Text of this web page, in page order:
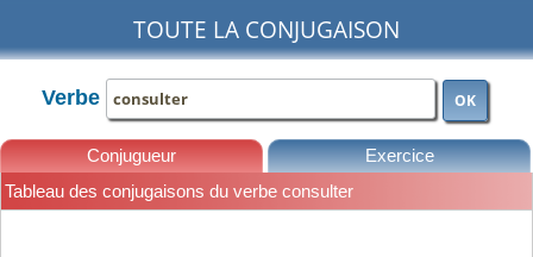
TOUTE LA CONJUGAISON
Verbe OK
Conjugueur Exercice
Tableau des conjugaisons du verbe consulter